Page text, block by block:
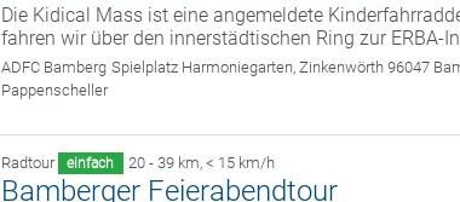
Die Kidical Mass ist eine angemeldete
fahren wir über den innerstädtischen Ring zur ERBA-
ADFC Bamberg Spielplatz Harmoniegarten, Zinkenwörth 96047
Pappenscheller
Radtour einfach 20 - 39 km, < 15 km/h
Bamberger Feierabendtour